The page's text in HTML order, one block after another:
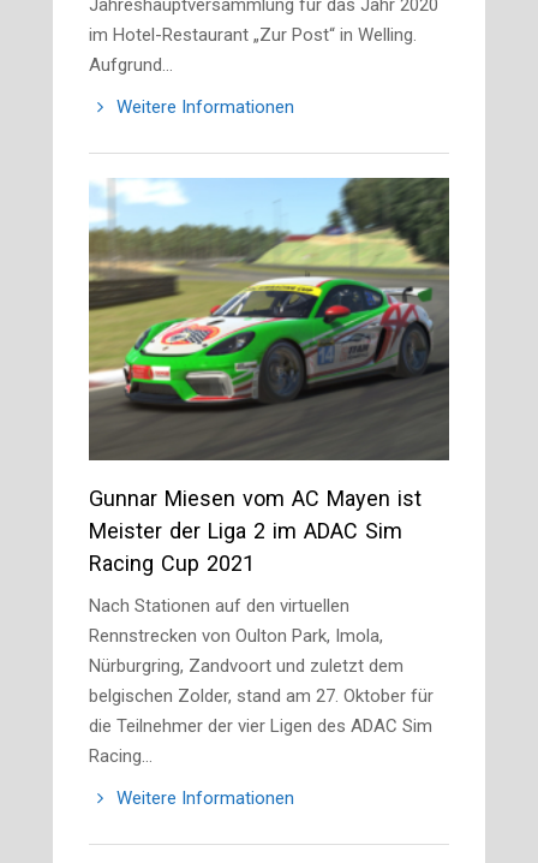
Jahreshauptversammlung für das Jahr 2020
im Hotel-Restaurant „Zur Post“ in Welling.
Aufgrund…
Weitere Informationen
Gunnar Miesen vom AC Mayen ist
Meister der Liga 2 im ADAC Sim
Racing Cup 2021
Nach Stationen auf den virtuellen
Rennstrecken von Oulton Park, Imola,
Nürburgring, Zandvoort und zuletzt dem
belgischen Zolder, stand am 27. Oktober für
die Teilnehmer der vier Ligen des ADAC Sim
Racing…
Weitere Informationen